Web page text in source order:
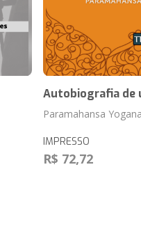
Autobiografia de
Paramahansa
IMPRESSO
R$ 72,72